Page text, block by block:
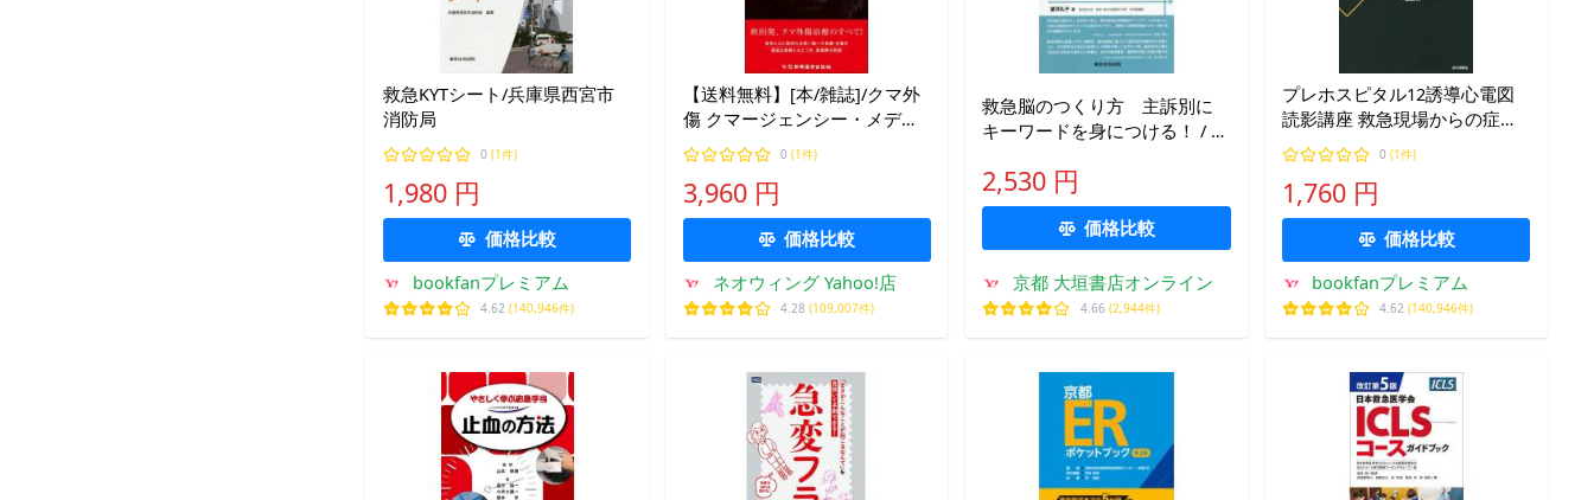
救急KYTシート/兵庫県西宮市
消防局
0 (1件)
1,980 円
価格比較
bookfanプレミアム
4.62 (140,946件)
【送料無料】[本/雑誌]/クマ外
傷 クマージェンシー・メディ
シン/中永士師明/編著
0 (1件)
3,960 円
価格比較
ネオウィング Yahoo!店
4.28 (109,007件)
救急脳のつくり方 主訴別に
キーワードを身につける！ / 望
2,530 円
価格比較
京都 大垣書店オンライン
4.66 (2,944件)
プレホスピタル12誘導心電図
読影講座 救急現場からの症例
を解説/一色高明
0 (1件)
1,760 円
価格比較
bookfanプレミアム
4.62 (140,946件)